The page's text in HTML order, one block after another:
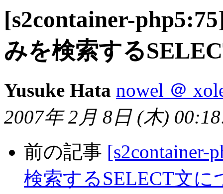
[s2container-
みを検索する
Yusuke Hata nowel ＠
2007年 2月 8日 (木)
前の記事
検索するSELECT文に